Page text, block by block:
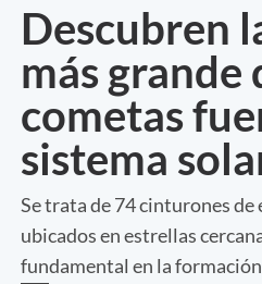
Descubren
más grande
cometas
sistema
Se trata de 74 cinturones de
ubicados en estrellas
fundamental en la